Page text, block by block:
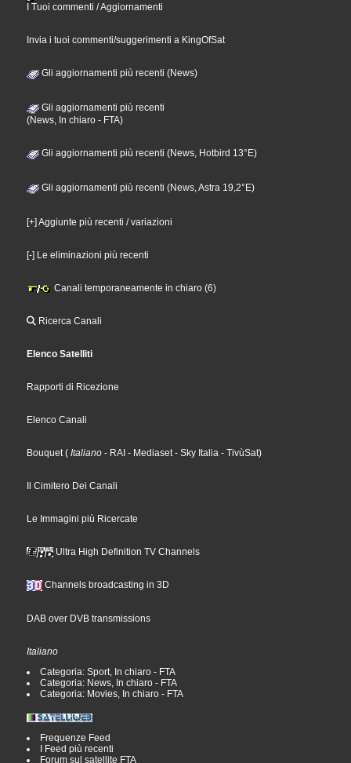
I Tuoi commenti / Aggiornamenti
Invia i tuoi commenti/suggerimenti a KingOfSat
Gli aggiornamenti più recenti (News)
Gli aggiornamenti più recenti
(News, In chiaro - FTA)
Gli aggiornamenti più recenti (News, Hotbird 13°E)
Gli aggiornamenti più recenti (News, Astra 19,2°E)
[+] Aggiunte più recenti / variazioni
[-] Le eliminazioni più recenti
Canali temporaneamente in chiaro (6)
Ricerca Canali
Elenco Satelliti
Rapporti di Ricezione
Elenco Canali
Bouquet ( Italiano - RAI - Mediaset - Sky Italia - TivùSat)
Il Cimitero Dei Canali
Le Immagini più Ricercate
Ultra High Definition TV Channels
Channels broadcasting in 3D
DAB over DVB transmissions
Italiano
Categoria: Sport, In chiaro - FTA
Categoria: News, In chiaro - FTA
Categoria: Movies, In chiaro - FTA
Frequenze Feed
I Feed più recenti
Forum sul satellite FTA